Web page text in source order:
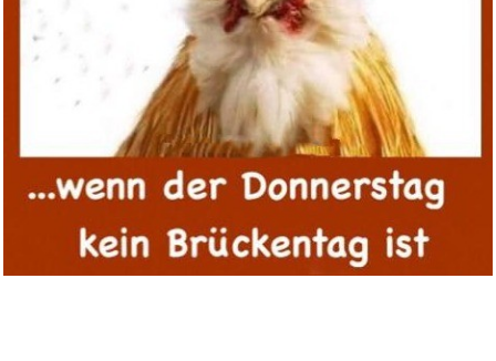
ROSSMANN Gutschein - €50 ...